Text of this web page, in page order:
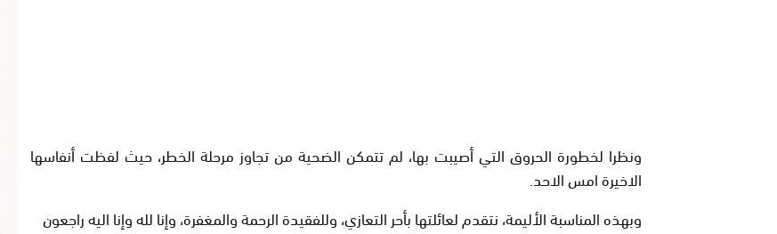
ونظرا لخطورة الحروق التي أصيبت بها، لم تتمكن الضحية من تجاوز مرحلة الخطر، حيث لفظت أنفاسها
الاخيرة امس الاحد.
وبهذه المناسبة الأليمة، نتقدم لعائلتها بأحر التعازي، وللفقيدة الرحمة والمغفرة، وإنا لله وإنا اليه راجعون